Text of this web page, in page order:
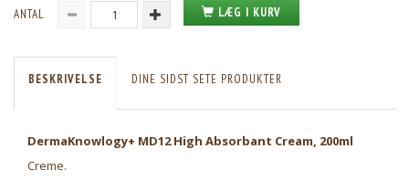
ANTAL LÆG I KURV
BESKRIVELSE DINE SIDST SETE PRODUKTER
DermaKnowlogy+ MD12 High Absorbant Cream, 200ml
Creme.